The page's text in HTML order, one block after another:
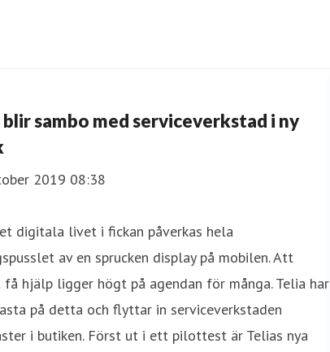
blir sambo med serviceverkstad i ny
2019 08:38
digitala livet i fickan påverkas hela
av en sprucken display på mobilen. Att
få hjälp ligger högt på agendan för många. Telia har
på detta och flyttar in serviceverkstaden
i butiken. Först ut i ett pilottest är Telias nya